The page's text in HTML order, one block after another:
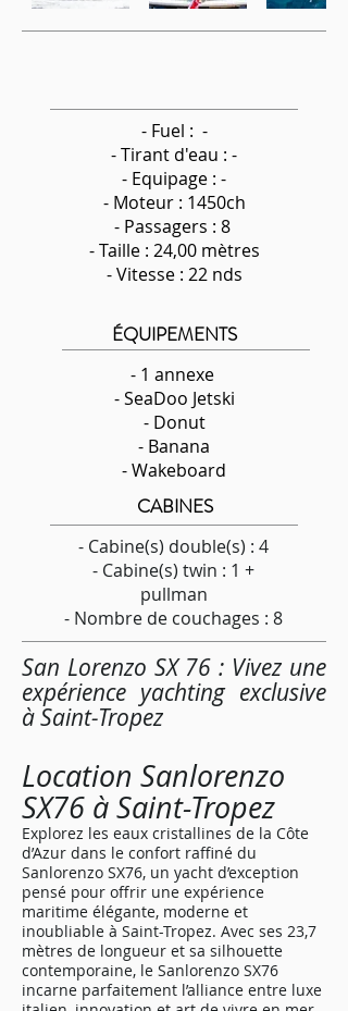
- Fuel : -
-Tirant d'eau : -
- Equipage : -
- Moteur : 1450ch
- Passagers : 8
- Taille : 24,00 mètres
- Vitesse : 22 nds
ÉQUIPEMENTS
- 1 annexe
- SeaDoo Jetski
- Donut
- Banana
- Wakeboard
CABINES
- Cabine(s) double(s) : 4
- Cabine(s) twin : 1 +
pullman
- Nombre de couchages : 8
San Lorenzo SX 76 : Vivez une
expérience yachting exclusive
à Saint-Tropez
Location Sanlorenzo
SX76 à Saint-Tropez
Explorez les eaux cristallines de la Côte
d’Azur dans le confort raffiné du
Sanlorenzo SX76, un yacht d’exception
pensé pour offrir une expérience
maritime élégante, moderne et
inoubliable à Saint-Tropez. Avec ses 23,7
mètres de longueur et sa silhouette
contemporaine, le Sanlorenzo SX76
incarne parfaitement l’alliance entre luxe